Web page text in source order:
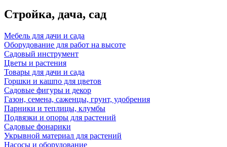
Стройка, дача, сад
Мебель для дачи и сада
Оборудование для работ на высоте
Садовый инструмент
Цветы и растения
Товары для дачи и сада
Горшки и кашпо для цветов
Садовые фигуры и декор
Газон, семена, саженцы, грунт, удобрения
Парники и теплицы, клумбы
Подвязки и опоры для растений
Садовые фонарики
Укрывной материал для растений
Насосы и оборудование